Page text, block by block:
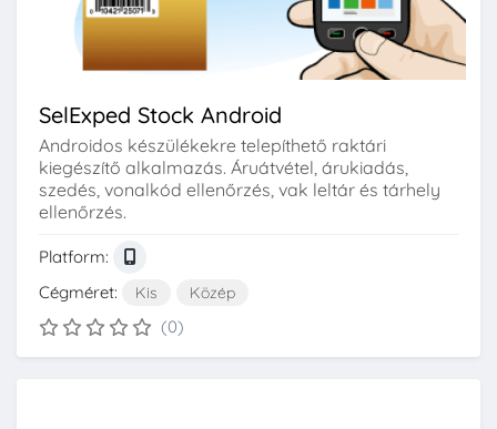
SelExped Stock Android
Androidos készülékekre telepíthető raktári
kiegészítő alkalmazás. Áruátvétel, árukiadás,
szedés, vonalkód ellenőrzés, vak leltár és tárhely
ellenőrzés.
Platform:
Cégméret:
Kis Közép
(0)